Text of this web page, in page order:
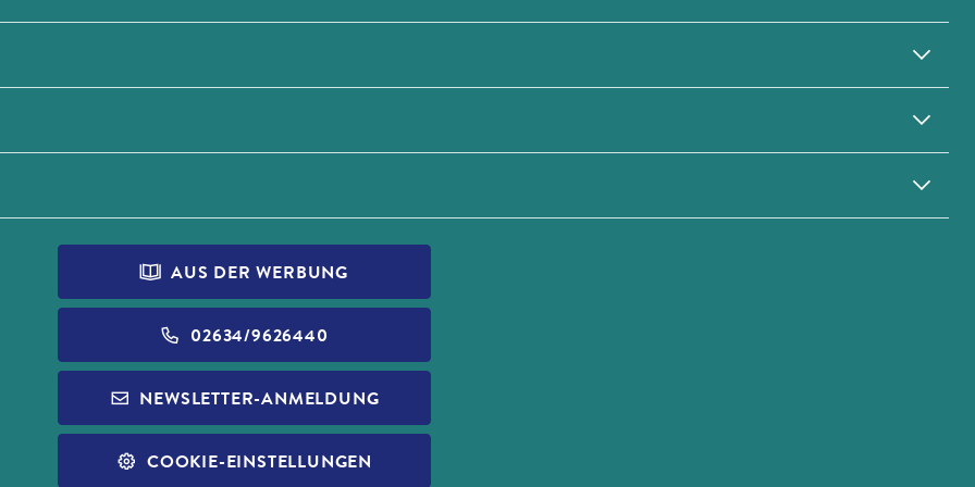
AUS DER WERBUNG
02634/9626440
NEWSLETTER-ANMELDUNG
COOKIE-EINSTELLUNGEN